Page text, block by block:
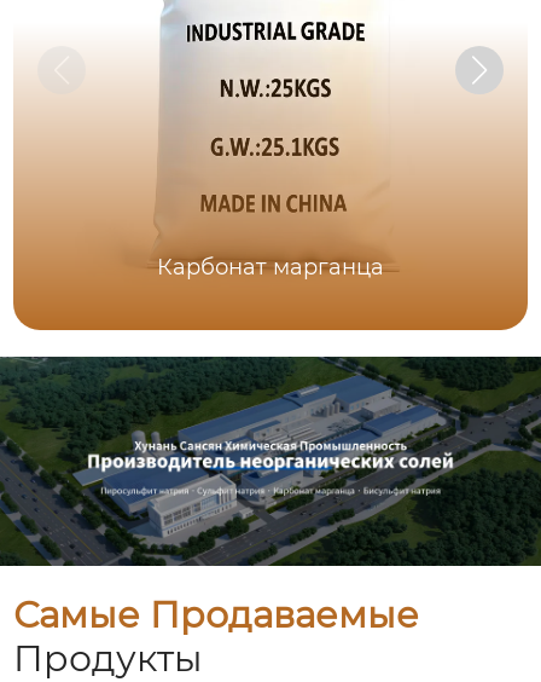
Карбонат марганца
Самые Продаваемые
Продукты